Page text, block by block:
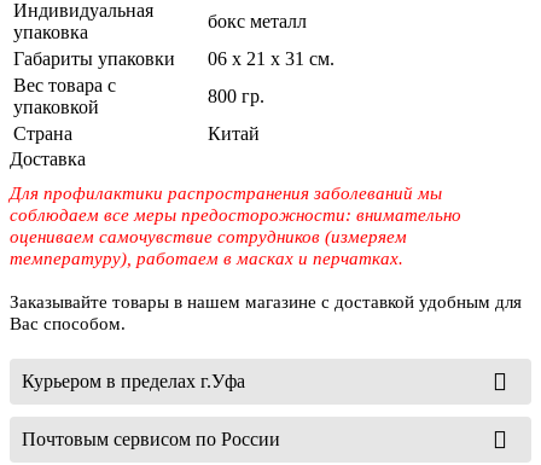
Индивидуальная
упаковка
бокс металл
Габариты упаковки
06 х 21 х 31 см.
Вес товара с
упаковкой
800 гр.
Страна
Китай
Доставка
Для профилактики распространения заболеваний мы
соблюдаем все меры предосторожности: внимательно
оцениваем самочувствие сотрудников (измеряем
температуру), работаем в масках и перчатках.
Заказывайте товары в нашем магазине с доставкой удобным для
Вас способом.
Курьером в пределах г.Уфа
Почтовым сервисом по России